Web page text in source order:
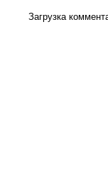
Загрузка